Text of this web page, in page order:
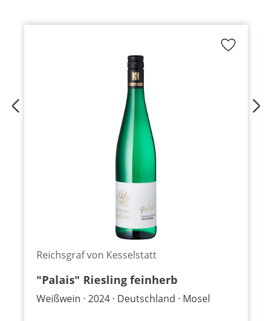
Reichsgraf von Kesselstatt
"Palais" Riesling feinherb
Weißwein 2024 Deutschland Mosel